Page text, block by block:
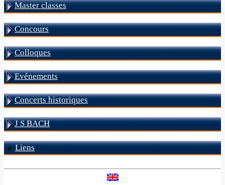
Master classes
Concours
Colloques
Evénements
Concerts historiques
J S BACH
Liens